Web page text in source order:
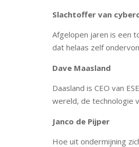
Slachtoffer van
Afgelopen jaren is een
dat helaas zelf
Dave Maasland
Daasland is CEO van
wereld, de technologie
Janco de Pijper
Hoe uit ondermijning